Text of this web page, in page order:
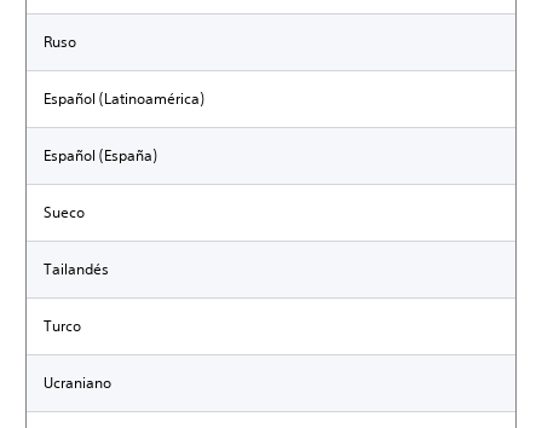
Ruso
Español (Latinoamérica)
Español (España)
Sueco
Tailandés
Turco
Ucraniano